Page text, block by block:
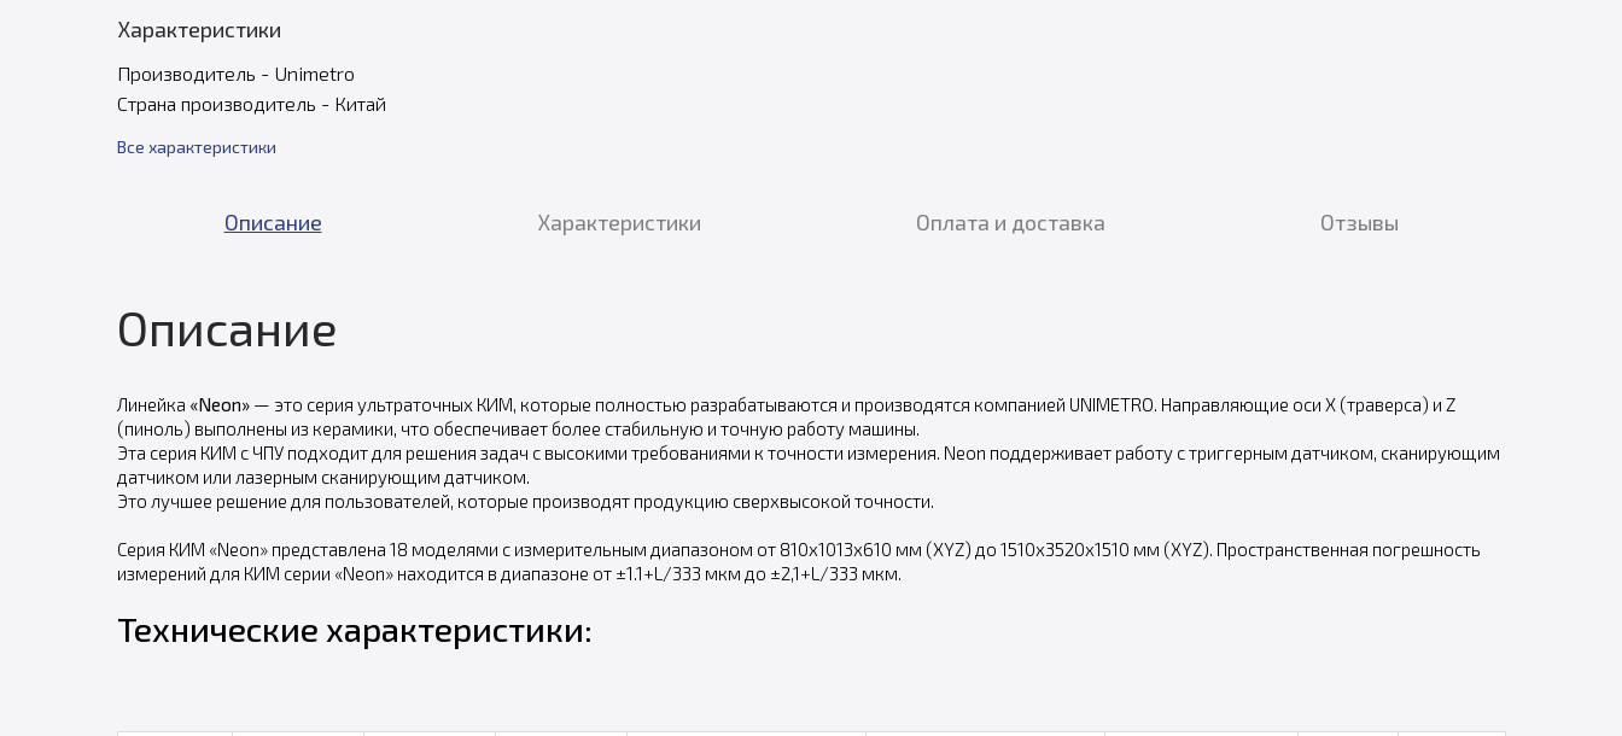
Характеристики
Производитель - Unimetro
Страна производитель - Китай
Все характеристики
Описание Характеристики Оплата и доставка Отзывы
Описание
Линейка «Neon» — это серия ультраточных КИМ, которые полностью разрабатываются и производятся компанией UNIMETRO. Направляющие оси X (траверса) и Z
(пиноль) выполнены из керамики, что обеспечивает более стабильную и точную работу машины.
Эта серия КИМ с ЧПУ подходит для решения задач с высокими требованиями к точности измерения. Neon поддерживает работу с триггерным датчиком, сканирующим
датчиком или лазерным сканирующим датчиком.
Это лучшее решение для пользователей, которые производят продукцию сверхвысокой точности.
Серия КИМ «Neon» представлена 18 моделями с измерительным диапазоном от 810х1013х610 мм (XYZ) до 1510х3520х1510 мм (XYZ). Пространственная погрешность
измерений для КИМ серии «Neon» находится в диапазоне от ±1.1+L/333 мкм до ±2,1+L/333 мкм.
Технические характеристики: